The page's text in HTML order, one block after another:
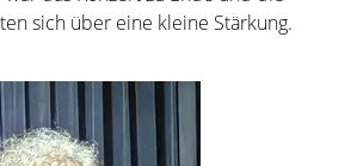
sich über eine kleine Stärkung.